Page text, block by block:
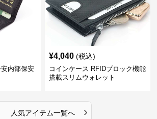
内部保安
¥4,040 (税込)
コインケース RFIDブロック機能
搭載スリムウォレット
人気アイテム一覧へ ›